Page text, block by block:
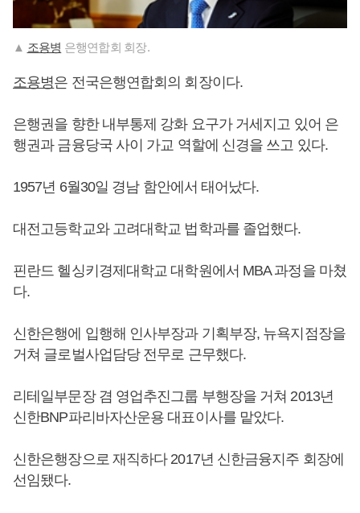
▲ 조용병 은행연합회 회장.
조용병은 전국은행연합회의 회장이다.
은행권을 향한 내부통제 강화 요구가 거세지고 있어 은
행권과 금융당국 사이 가교 역할에 신경을 쓰고 있다.
1957년 6월30일 경남 함안에서 태어났다.
대전고등학교와 고려대학교 법학과를 졸업했다.
핀란드 헬싱키경제대학교 대학원에서 MBA 과정을 마쳤
다.
신한은행에 입행해 인사부장과 기획부장, 뉴욕지점장을
거쳐 글로벌사업담당 전무로 근무했다.
리테일부문장 겸 영업추진그룹 부행장을 거쳐 2013년
신한BNP파리바자산운용 대표이사를 맡았다.
신한은행장으로 재직하다 2017년 신한금융지주 회장에
선임됐다.